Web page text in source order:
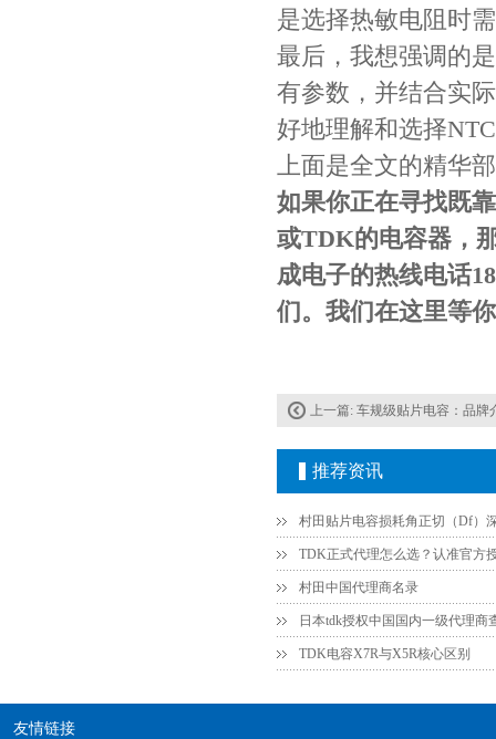
是选择热敏电阻时
最后，我想强调的
有参数，并结合实
好地理解和选择
上面是全文的精华
如果你正在寻找既
或TDK的电容器，
成电子的热线电话
们。我们在这里等
上一篇: 车规级贴片电容：品牌
推荐资讯
村田中国代理商名录
日本tdk授权中国国内一级代理商
TDK电容X7R与X5R核心区别
友情链接